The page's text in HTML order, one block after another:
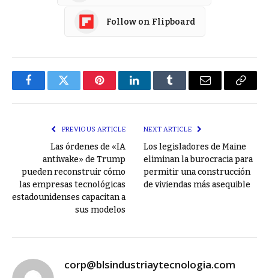
Follow on Flipboard
FacebookTwitter PinterestLinkedInTumblr Email
Copy
PREVIOUS ARTICLE
Las órdenes de «IA
antiwake» de Trump
pueden reconstruir cómo
las empresas tecnológicas
estadounidenses capacitan a
sus modelos
NEXT ARTICLE
Los legisladores de Maine
eliminan la burocracia para
permitir una construcción
de viviendas más asequible
corp@blsindustriaytecnologia.com